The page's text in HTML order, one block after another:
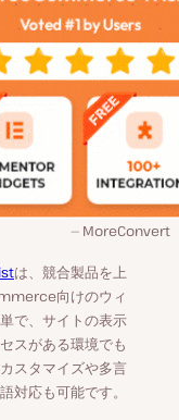
MoreConvert
は、競合製品を上
向けのウィ
で、サイトの表示
スがある環境でも
スタマイズや多言
語対応も可能です。